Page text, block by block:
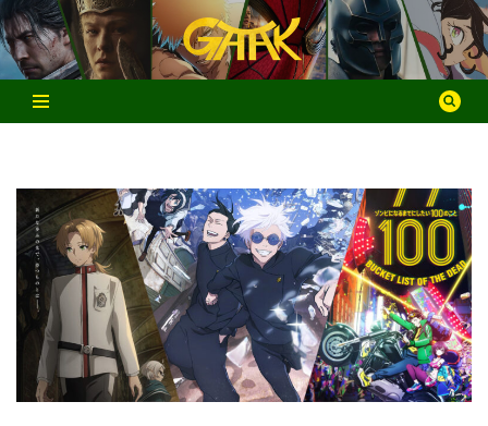
Aller
au
contenu